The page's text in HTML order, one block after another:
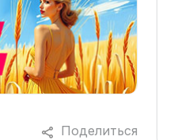
Поделиться